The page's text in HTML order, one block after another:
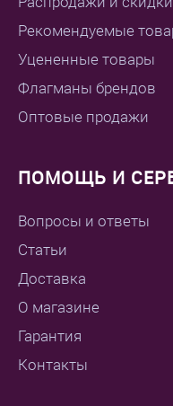
Рекомендуемые
Уцененные товары
Флагманы брендов
Оптовые продажи
ПОМОЩЬ И
Вопросы и ответы
Статьи
Доставка
О магазине
Гарантия
Контакты